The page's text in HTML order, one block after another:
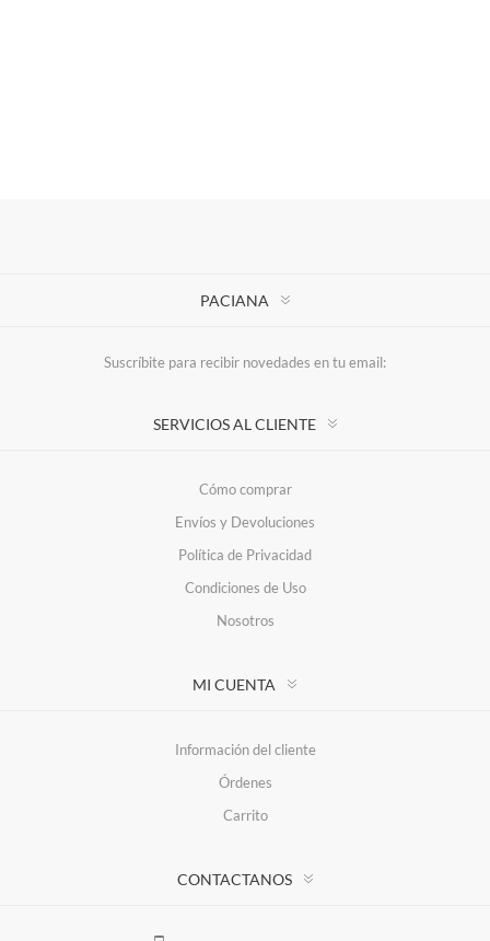
PACIANA
Suscríbite para recibir novedades en tu email:
SERVICIOS AL CLIENTE
Cómo comprar
Envíos y Devoluciones
Política de Privacidad
Condiciones de Uso
Nosotros
MI CUENTA
Información del cliente
Órdenes
Carrito
CONTACTANOS